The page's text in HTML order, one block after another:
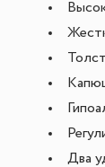
Два